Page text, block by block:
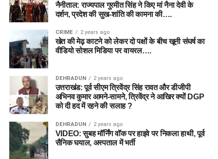
नैनीताल: राज्यपाल गुरमीत सिंह ने किए मां नैना देवी के
दर्शन, प्रदेश की सुख-शांति की कामना की….
CRIME 2 years ago
खेत की मेढ़ काटने को लेकर दो पक्षों के बीच खूनी संघर्ष का
वीडियो सोशल मिडिया पर वायरल….
DEHRADUN 2 years ago
उत्तराखंड: पूर्व सीएम त्रिवेंद्र सिंह रावत और डीजीपी
अभिनव कुमार आमने-सामने, त्रिवेंद्र ने आखिर क्यों DGP
को दी हद में रहने की सलाह ?
DEHRADUN 2 years ago
VIDEO: सुबह मॉर्निंग वॉक पर हाइवे पर निकला हाथी, पूर्व
सैनिक घयाल, अस्पताल में भर्ती